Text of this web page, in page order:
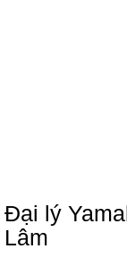
Đại lý
Lâm